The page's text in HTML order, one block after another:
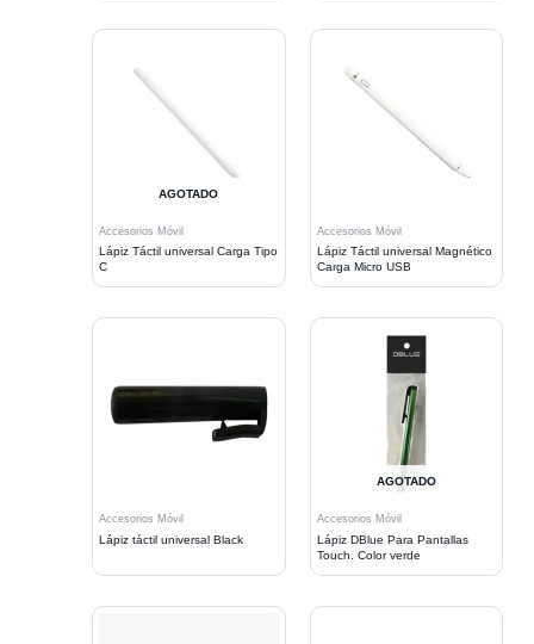
AGOTADO
Accesorios Móvil
Lápiz Táctil universal Carga Tipo
C
Accesorios Móvil
Lápiz Táctil universal Magnético
Carga Micro USB
Accesorios Móvil
Lápiz táctil universal Black
AGOTADO
Accesorios Móvil
Lápiz DBlue Para Pantallas
Touch. Color verde